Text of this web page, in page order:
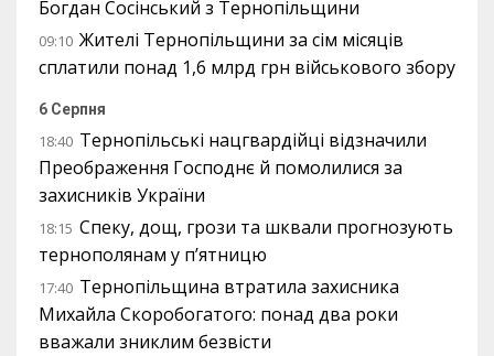
Богдан Сосінський з Тернопільщини
09:10 Жителі Тернопільщини за сім місяців
сплатили понад 1,6 млрд грн військового збору
6 Серпня
18:40 Тернопільські нацгвардійці відзначили
Преображення Господнє й помолилися за
захисників України
18:15 Спеку, дощ, грози та шквали прогнозують
тернополянам у п’ятницю
17:40 Тернопільщина втратила захисника
Михайла Скоробогатого: понад два роки
вважали зниклим безвісти